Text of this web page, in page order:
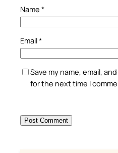
Name *
Email*
Save my name, email,
for the next time I